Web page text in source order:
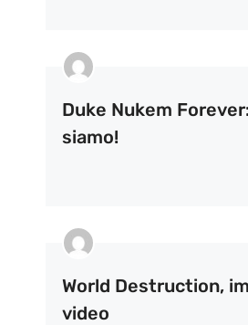
Duke Nukem
siamo!
World Destruction,
video